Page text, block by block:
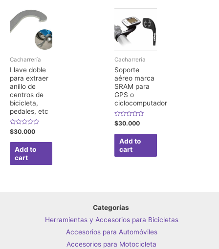
Cacharrería
Llave doble
para extraer
anillo de
centros de
bicicleta,
pedales, etc
Rated
0
out
$30.000
Add to
cart
Cacharrería
Soporte
aéreo marca
SRAM para
GPS o
ciclocomputador
Rated
0
out
$30.000
Add to
cart
Categorías
Herramientas y Accesorios para Bicicletas
Accesorios para Automóviles
Accesorios para Motocicleta